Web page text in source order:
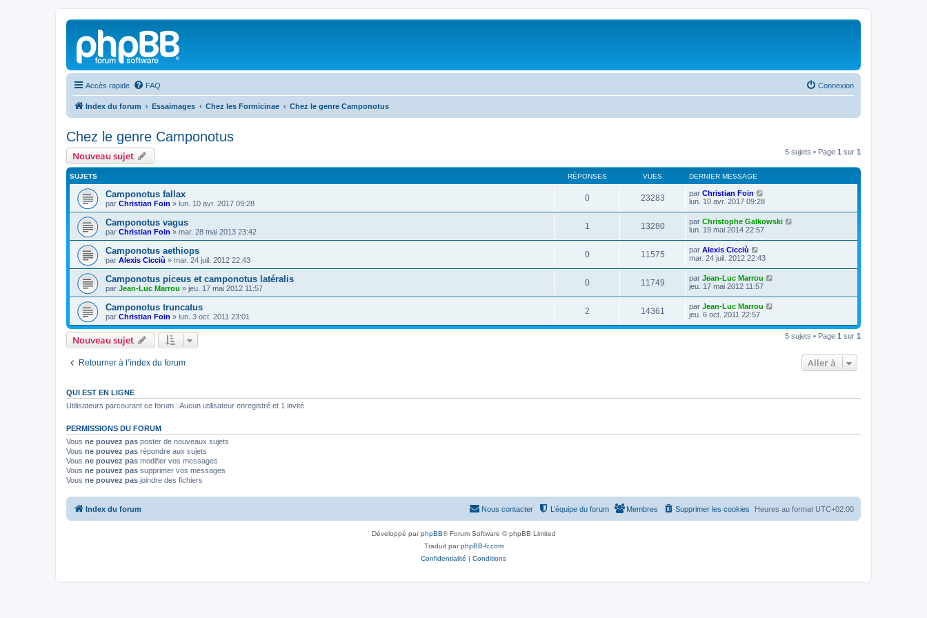
Accès rapide FAQ Connexion
Index du forum Essaimages Chez les Formicinae Chez le genre Camponotus
Chez le genre Camponotus
Nouveau sujet 5 sujets • Page 1 sur 1
SUJETS RÉPONSES VUES DERNIER MESSAGE
Camponotus fallax
par Christian Foin » lun. 10 avr. 2017 09:28
0 23283 par Christian Foin
lun. 10 avr. 2017 09:28
Camponotus vagus
par Christian Foin » mar. 28 mai 2013 23:42
1 13280 par Christophe Galkowski
lun. 19 mai 2014 22:57
Camponotus aethiops
par Alexis Cicciù » mar. 24 juil. 2012 22:43
0 11575 par Alexis Cicciù
mar. 24 juil. 2012 22:43
Camponotus piceus et camponotus latéralis
par Jean-Luc Marrou » jeu. 17 mai 2012 11:57
0 11749 par Jean-Luc Marrou
jeu. 17 mai 2012 11:57
Camponotus truncatus
par Christian Foin » lun. 3 oct. 2011 23:01
2 14361 par Jean-Luc Marrou
jeu. 6 oct. 2011 22:57
Nouveau sujet 5 sujets • Page 1 sur 1
Retourner à l’index du forum Aller à
QUI EST EN LIGNE
Utilisateurs parcourant ce forum : Aucun utilisateur enregistré et 1 invité
PERMISSIONS DU FORUM
Vous ne pouvez pas poster de nouveaux sujets
Vous ne pouvez pas répondre aux sujets
Vous ne pouvez pas modifier vos messages
Vous ne pouvez pas supprimer vos messages
Vous ne pouvez pas joindre des fichiers
Index du forum Heures au format UTC+02:00
Supprimer les cookies
Membres
L’équipe du forum
Nous contacter
Développé parphpBB® Forum Software © phpBB Limited
Traduit parphpBB-fr.com
Confidentialité | Conditions